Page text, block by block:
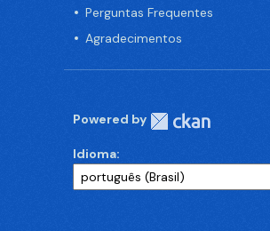
Perguntas Frequentes
Agradecimentos
Powered by
Idioma